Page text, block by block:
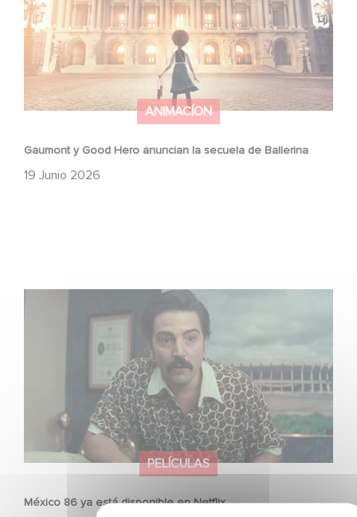
ANIMACÍON
Gaumont y Good Hero anuncian la secuela de Ballerina
19 Junio 2026
PELÍCULAS
México 86 ya está disponible en Netflix
México 86 ya está disponible en Netflix